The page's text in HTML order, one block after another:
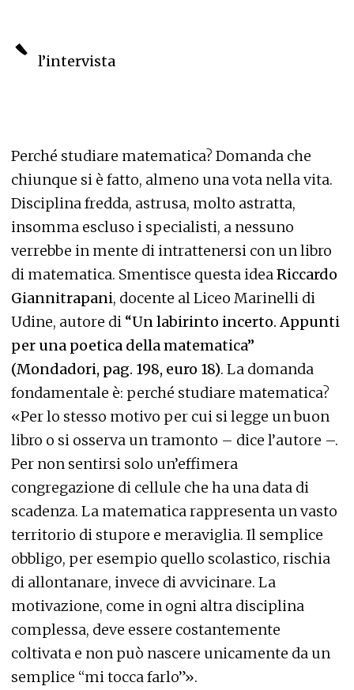
` l’intervista
Perché studiare matematica? Domanda che
chiunque si è fatto, almeno una vota nella vita.
Disciplina fredda, astrusa, molto astratta,
insomma escluso i specialisti, a nessuno
verrebbe in mente di intrattenersi con un libro
di matematica. Smentisce questa ideaRiccardo
Giannitrapani, docente al Liceo Marinelli di
Udine, autore di “Un labirinto incerto. Appunti
per una poetica della matematica”
(Mondadori, pag. 198, euro 18). La domanda
fondamentale è: perché studiare matematica?
«Per lo stesso motivo per cui si legge un buon
libro o si osserva un tramonto – dice l’autore –.
Per non sentirsi solo un’effimera
congregazione di cellule che ha una data di
scadenza. La matematica rappresenta un vasto
territorio di stupore e meraviglia. Il semplice
obbligo, per esempio quello scolastico, rischia
di allontanare, invece di avvicinare. La
motivazione, come in ogni altra disciplina
complessa, deve essere costantemente
coltivata e non può nascere unicamente da un
semplice “mi tocca farlo”».